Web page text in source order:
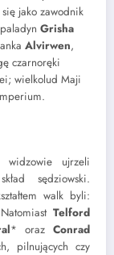
jako zawodnik
Grisha
Alvirwen,
czarnoręki
wielkolud Maji
widzowie ujrzeli
sędziowski.
walk byli:
Telford
* oraz Conrad
pilnujących czy